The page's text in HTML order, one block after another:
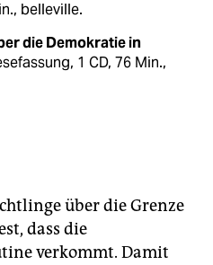
belleville.
die Demokratie in
1 CD, 76 Min.,
über die Grenze
dass die
verkommt. Damit